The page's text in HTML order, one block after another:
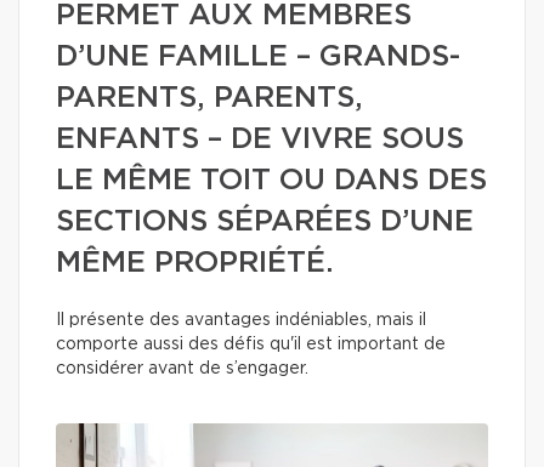
PERMET AUX MEMBRES
D’UNE FAMILLE – GRANDS-
PARENTS, PARENTS,
ENFANTS – DE VIVRE SOUS
LE MÊME TOIT OU DANS DES
SECTIONS SÉPARÉES D’UNE
MÊME PROPRIÉTÉ.
Il présente des avantages indéniables, mais il
comporte aussi des défis qu'il est important de
considérer avant de s’engager.